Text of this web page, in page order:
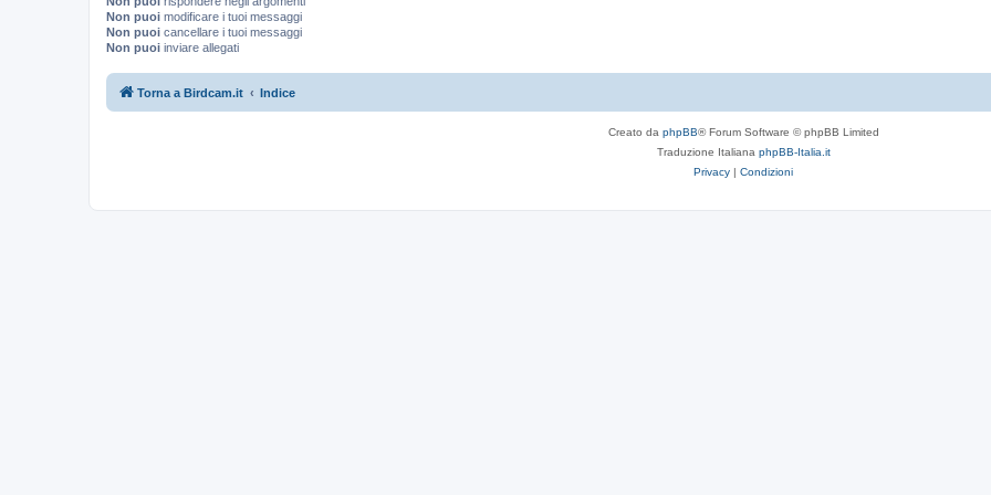
Non puoi modificare i tuoi messaggi
Non puoi cancellare i tuoi messaggi
Non puoi inviare allegati
Torna a Birdcam.it Indice
Creato da phpBB® Forum Software © phpBB Limited
Traduzione Italiana phpBB-Italia.it
Privacy | Condizioni